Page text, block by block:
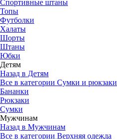
Спортивные штаны
Топы
Футболки
Халаты
Шорты
Штаны
Юбки
Детям
Назад в Детям
Все в категории Сумки и рюкзаки
Бананки
Рюкзаки
Сумки
Мужчинам
Назад в Мужчинам
Все в категории Верхняя одежда